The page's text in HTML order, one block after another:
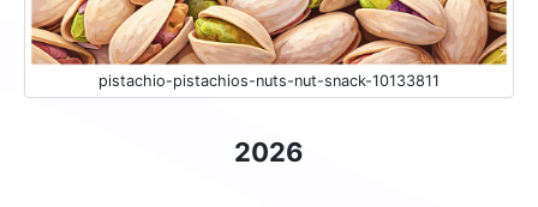
pistachio-pistachios-nuts-nut-snack-10133811
2026